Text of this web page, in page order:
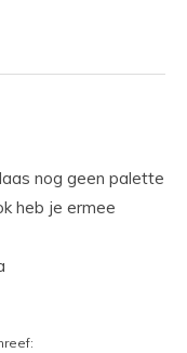
nog geen palette
heb je ermee